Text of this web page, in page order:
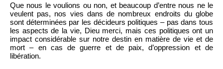
Que nous le voulions ou non, et beaucoup d’entre nous ne le
veulent pas, nos vies dans de nombreux endroits du globe
sont déterminées par les décideurs politiques – pas dans tous
les aspects de la vie, Dieu merci, mais ces politiques ont un
impact considérable sur notre destin en matière de vie et de
mort – en cas de guerre et de paix, d’oppression et de
libération.